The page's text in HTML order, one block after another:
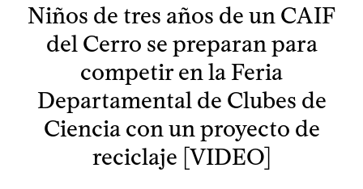
Niños de tres años de un CAIF
del Cerro se preparan para
competir en la Feria
Departamental de Clubes de
Ciencia con un proyecto de
reciclaje [VIDEO]